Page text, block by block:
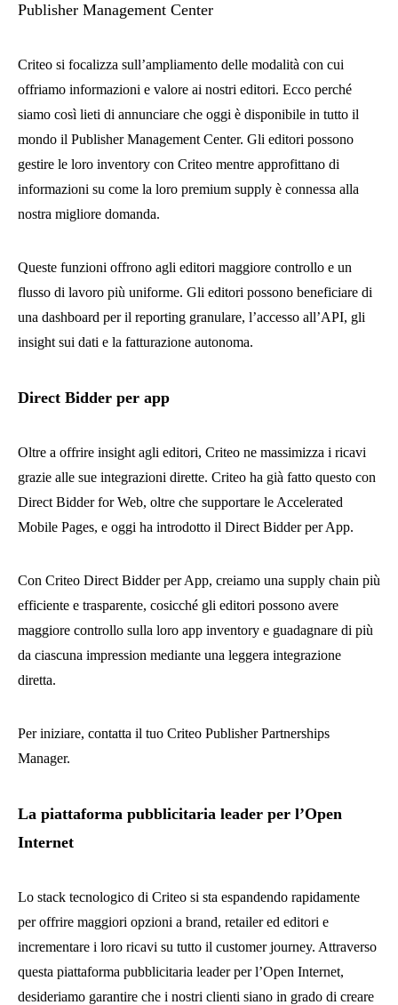
Publisher Management Center
Criteo si focalizza sull’ampliamento delle modalità con cui
offriamo informazioni e valore ai nostri editori. Ecco perché
siamo così lieti di annunciare che oggi è disponibile in tutto il
mondo il Publisher Management Center. Gli editori possono
gestire le loro inventory con Criteo mentre approfittano di
informazioni su come la loro premium supply è connessa alla
nostra migliore domanda.
Queste funzioni offrono agli editori maggiore controllo e un
flusso di lavoro più uniforme. Gli editori possono beneficiare di
una dashboard per il reporting granulare, l’accesso all’API, gli
insight sui dati e la fatturazione autonoma.
Direct Bidder per app
Oltre a offrire insight agli editori, Criteo ne massimizza i ricavi
grazie alle sue integrazioni dirette. Criteo ha già fatto questo con
Direct Bidder for Web, oltre che supportare le Accelerated
Mobile Pages, e oggi ha introdotto il Direct Bidder per App.
Con Criteo Direct Bidder per App, creiamo una supply chain più
efficiente e trasparente, cosicché gli editori possono avere
maggiore controllo sulla loro app inventory e guadagnare di più
da ciascuna impression mediante una leggera integrazione
diretta.
Per iniziare, contatta il tuo Criteo Publisher Partnerships
Manager.
La piattaforma pubblicitaria leader per l’Open
Internet
Lo stack tecnologico di Criteo si sta espandendo rapidamente
per offrire maggiori opzioni a brand, retailer ed editori e
incrementare i loro ricavi su tutto il customer journey. Attraverso
questa piattaforma pubblicitaria leader per l’Open Internet,
desideriamo garantire che i nostri clienti siano in grado di creare